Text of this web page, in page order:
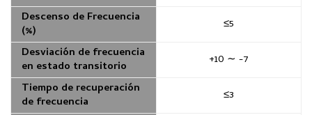
Descenso de Frecuencia
(%)
≤5
Desviación de frecuencia
en estado transitorio
+10 ∼ -7
Tiempo de recuperación
de frecuencia
≤3